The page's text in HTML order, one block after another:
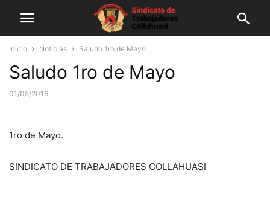
Inicio Noticias Saludo 1ro de Mayo
Saludo 1ro de Mayo
01/05/2016
1ro de Mayo.
SINDICATO DE TRABAJADORES COLLAHUASI